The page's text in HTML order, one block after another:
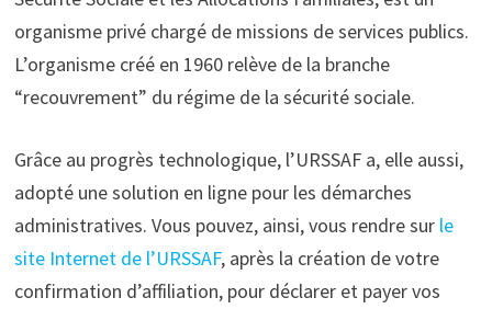
organisme privé chargé de missions de services publics.
L’organisme créé en 1960 relève de la branche
“recouvrement” du régime de la sécurité sociale.
Grâce au progrès technologique, l’URSSAF a, elle aussi,
adopté une solution en ligne pour les démarches
administratives. Vous pouvez, ainsi, vous rendre sur le
site Internet de l’URSSAF, après la création de votre
confirmation d’affiliation, pour déclarer et payer vos